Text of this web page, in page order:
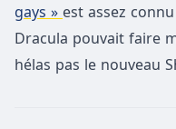
gays » est assez
Dracula pouvait faire
hélas pas le nouveau